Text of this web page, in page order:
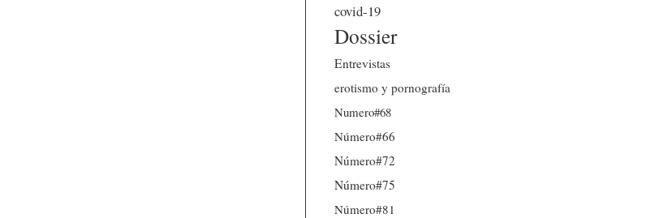
covid-19
Dossier
Entrevistas
erotismo y pornografía
Numero#68
Número#66
Número#72
Número#75
Número#81